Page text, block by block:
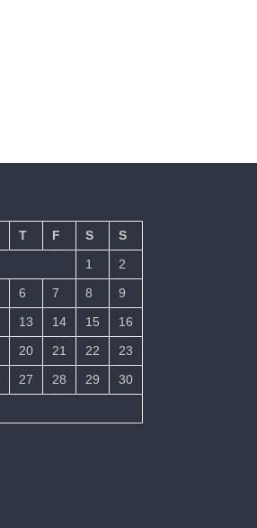
T F S
S
1
2
6 7 8
9
13 14 15
16
20 21 22
23
27 28 29
30